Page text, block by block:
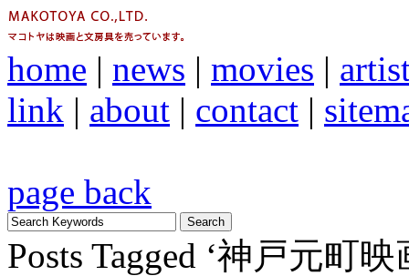
home | news | movies |
link | about | contact |
page back
Posts Tagged ‘神戸元町映